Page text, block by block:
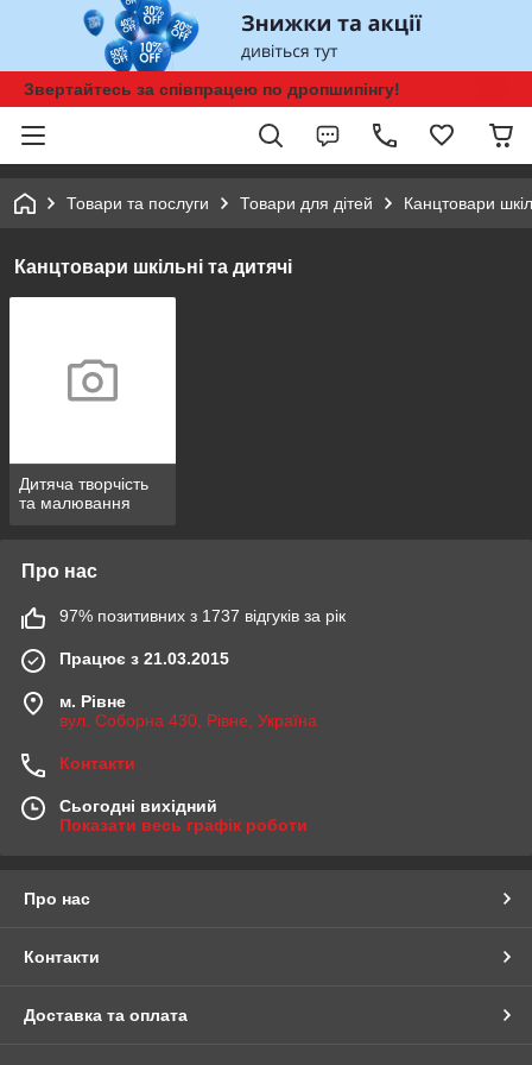
Звертайтесь за співпрацею по дропшипінгу!
Товари та послуги Товари для дітей Канцтовари
Канцтовари шкільні та дитячі
Дитяча творчість
та малювання
Про нас
97% позитивних з 1737 відгуків за рік
Працює з 21.03.2015
м. Рівне
вул. Соборна 430, Рівне, Україна
Контакти
Сьогодні вихідний
Показати весь графік роботи
Про нас
Контакти
Доставка та оплата